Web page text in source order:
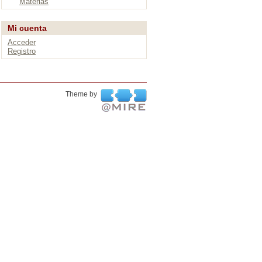
Mi cuenta
Acceder
Registro
Theme by